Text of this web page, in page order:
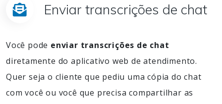
Enviar transcrições de chat
Você pode enviar transcrições de chat
diretamente do aplicativo web de atendimento.
Quer seja o cliente que pediu uma cópia do chat
com você ou você que precisa compartilhar as